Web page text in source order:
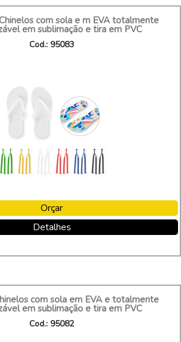
com sola e m EVA totalmente
em sublimação e tira em PVC
Cod.: 95083
Orçar
Detalhes
com sola em EVA e totalmente
em sublimação e tira em PVC
Cod.: 95082